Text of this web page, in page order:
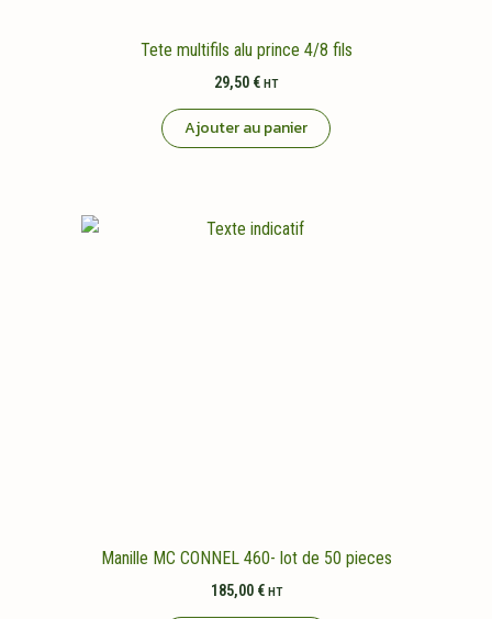
Tete multifils alu prince 4/8 fils
29,50 € HT
Ajouter au panier
Manille MC CONNEL 460- lot de 50 pieces
185,00 € HT